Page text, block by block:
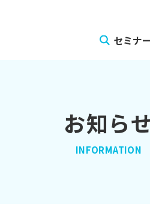
セミナ
お知ら